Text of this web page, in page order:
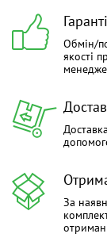
Обмін/
якості
За